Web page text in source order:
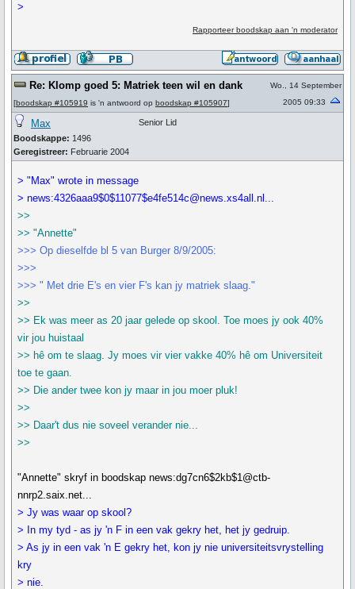
>
Rapporteer boodskap aan 'n moderator
Re: Klomp goed 5: Matriek teen wil en dank
[boodskap #105919 is 'n antwoord op boodskap #105907]
Wo., 14 September
2005 09:33
Max
Boodskappe: 1496
Geregistreer: Februarie 2004
Senior Lid
> "Max" wrote in message
> news:4326aaa9$0$11077$e4fe514c@news.xs4all.nl...
>>
>> "Annette"
>>> Op dieselfde bl 5 van Burger 8/9/2005:
>>>
>>> " Met drie E's en vier F's kan jy matriek slaag."
>>
>> Ek was meer as 20 jaar gelede op skool. Toe moes jy ook 40%
vir jou huistaal
>> hê om te slaag. Jy moes vir vier vakke 40% hê om Universiteit
toe te gaan.
>> Die ander twee kon jy maar in jou moer pluk!
>>
>> Daar't dus nie soveel verander nie...
>>
"Annette" skryf in boodskap news:dg7cn6$2kb$1@ctb-
nnrp2.saix.net...
> Jy was waar op skool?
> In my tyd - as jy 'n F in een vak gekry het, het jy gedruip.
> As jy in een vak 'n E gekry het, kon jy nie universiteitsvrystelling
kry
> nie.